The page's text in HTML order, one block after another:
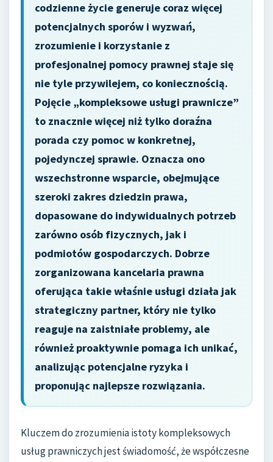
codzienne życie generuje coraz więcej
potencjalnych sporów i wyzwań,
zrozumienie i korzystanie z
profesjonalnej pomocy prawnej staje się
nie tyle przywilejem, co koniecznością.
Pojęcie „kompleksowe usługi prawnicze”
to znacznie więcej niż tylko doraźna
porada czy pomoc w konkretnej,
pojedynczej sprawie. Oznacza ono
wszechstronne wsparcie, obejmujące
szeroki zakres dziedzin prawa,
dopasowane do indywidualnych potrzeb
zarówno osób fizycznych, jak i
podmiotów gospodarczych. Dobrze
zorganizowana kancelaria prawna
oferująca takie właśnie usługi działa jak
strategiczny partner, który nie tylko
reaguje na zaistniałe problemy, ale
również proaktywnie pomaga ich unikać,
analizując potencjalne ryzyka i
proponując najlepsze rozwiązania.
Kluczem do zrozumienia istoty kompleksowych
usług prawniczych jest świadomość, że współczesne